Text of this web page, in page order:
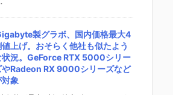
製グラボ、国内価格最大4
値上げ。おそらく他社も似たよう
状況。GeForce RTX 5000シリー
やRadeon RX 9000シリーズなど
象